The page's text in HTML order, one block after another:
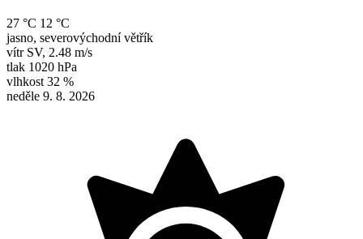
27 °C 12 °C
jasno, severovýchodní větřík
vítr SV, 2.48 m/s
tlak 1020 hPa
vlhkost 32 %
neděle 9. 8. 2026